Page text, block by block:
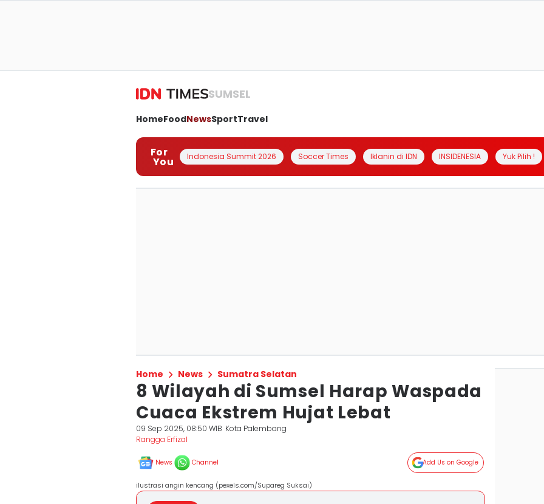
SUMSEL
HomeFoodNewsSportTravel
For
You Indonesia Summit 2026 Soccer Times Iklanin di IDN INSIDENESIA Yuk Pilih !
Home News Sumatra Selatan
8 Wilayah di Sumsel Harap Waspada
Cuaca Ekstrem Hujat Lebat
09 Sep 2025, 08:50 WIB Kota Palembang
Rangga Erfizal
News Channel Add Us on Google
ilustrasi angin kencang (pexels.com/Supareg Suksai)